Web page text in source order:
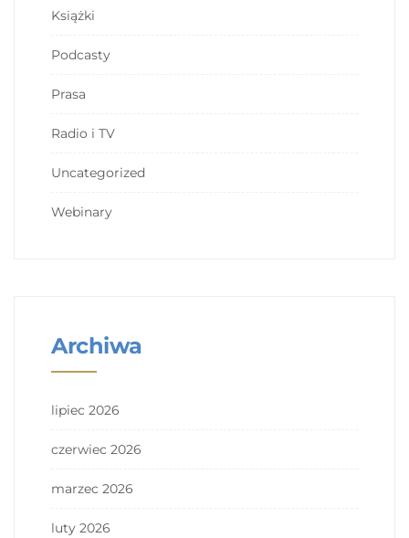
Książki
Podcasty
Prasa
Radio i TV
Uncategorized
Webinary
Archiwa
lipiec 2026
czerwiec 2026
marzec 2026
luty 2026